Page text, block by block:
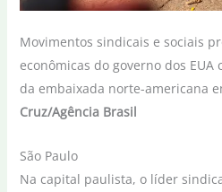
Movimentos sindicais e sociais
econômicas do governo dos
da embaixada norte-americana
Cruz/Agência Brasil
São Paulo
Na capital paulista, o líder